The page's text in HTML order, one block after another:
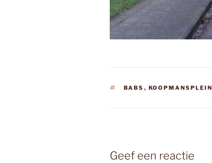
TAGS
BABS , KOOPMANSPLEIN
Geef een reactie